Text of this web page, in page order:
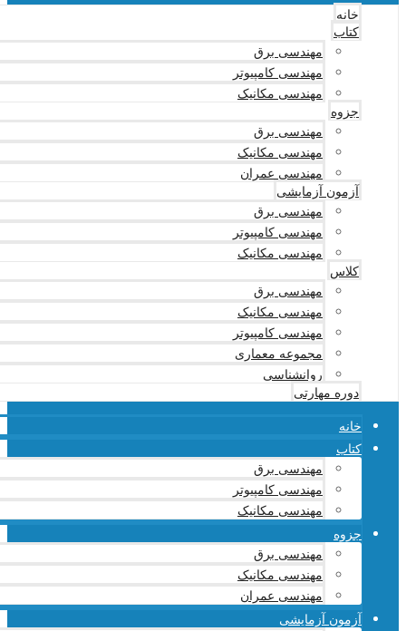
خانه
کتاب
مهندسی برق
مهندسی کامپیوتر
مهندسی مکانیک
جزوه
مهندسی برق
مهندسی مکانیک
مهندسی عمران
آزمون آزمایشی
مهندسی برق
مهندسی کامپیوتر
مهندسی مکانیک
کلاس
مهندسی برق
مهندسی مکانیک
مهندسی کامپیوتر
مجموعه معماری
روانشناسی
دوره مهارتی
خانه
کتاب
مهندسی برق
مهندسی کامپیوتر
مهندسی مکانیک
جزوه
مهندسی برق
مهندسی مکانیک
مهندسی عمران
آزمون آزمایشی